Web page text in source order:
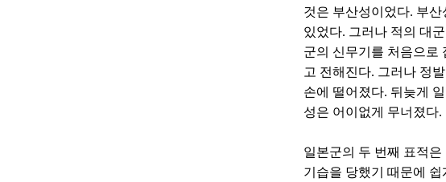
것은 부산성이었다. 부
있었다. 그러나 적의 대
군의 신무기를 처음으로
고 전해진다. 그러나 정
손에 떨어졌다. 뒤늦게
성은 어이없게 무너졌다.
일본군의 두 번째 표적
기습을 당했기 때문에